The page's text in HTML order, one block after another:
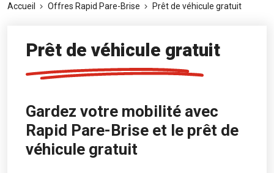
Accueil Offres Rapid Pare-Brise Prêt de véhicule gratuit
Prêt de véhicule gratuit
Gardez votre mobilité avec
Rapid Pare-Brise et le prêt de
véhicule gratuit